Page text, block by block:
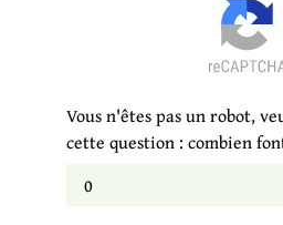
Vous n'êtes pas un robot,
cette question : combien